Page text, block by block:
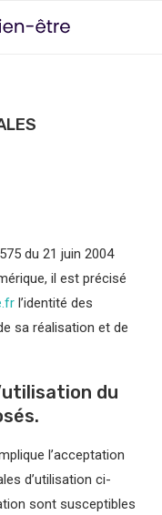
du 21 juin 2004
il est précisé
l’identité des
sa réalisation et de
du
l’acceptation
d’utilisation ci-
sont susceptibles